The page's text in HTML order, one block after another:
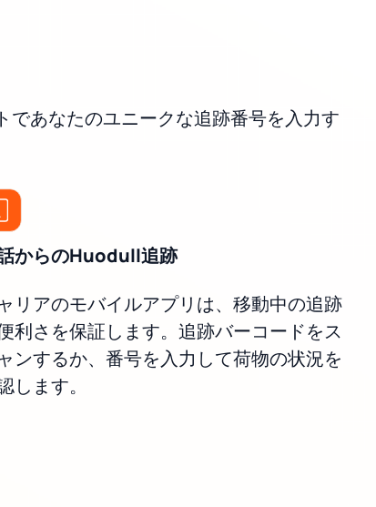
あなたのユニークな追跡番号を入力す
からのHuodull追跡
リアのモバイルアプリは、移動中の追跡
利さを保証します。追跡バーコードをス
ンするか、番号を入力して荷物の状況を
します。